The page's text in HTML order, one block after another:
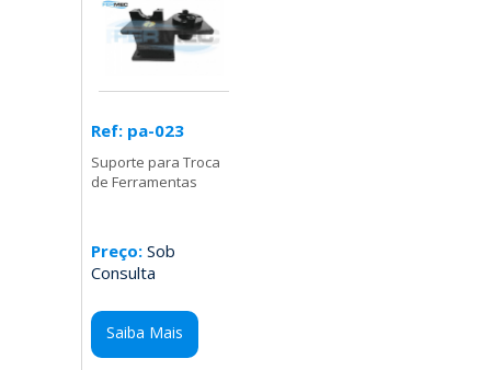
Ref: pa-023
Suporte para Troca
de Ferramentas
Preço: Sob
Consulta
Saiba Mais